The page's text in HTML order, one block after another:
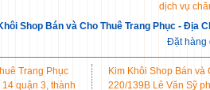
dịch vụ
Shop Bán và Cho Thuê Trang Phục - Địa
Đặt hàng
Trang Phục
quận 3, thành
Kim Khôi Shop Bán và
220/139B Lê Văn Sỹ